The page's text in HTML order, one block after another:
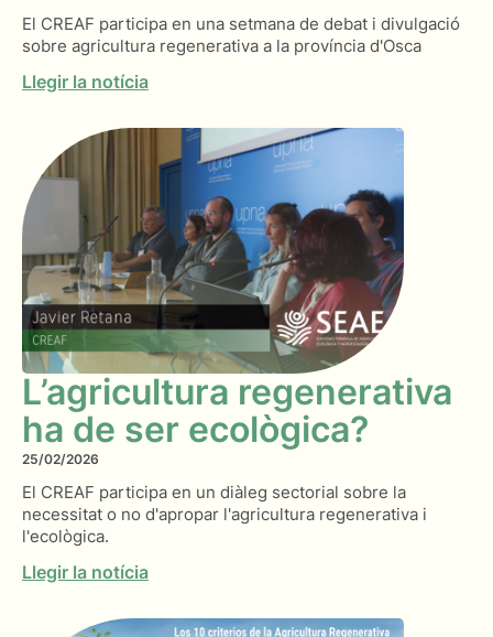
El CREAF participa en una setmana de debat i divulgació
sobre agricultura regenerativa a la província d'Osca
Llegir la notícia
L’agricultura regenerativa
ha de ser ecològica?
25/02/2026
El CREAF participa en un diàleg sectorial sobre la
necessitat o no d'apropar l'agricultura regenerativa i
l'ecològica.
Llegir la notícia